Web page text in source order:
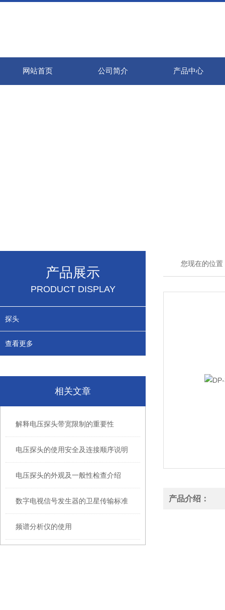
网站首页 公司简介 产品中心
产品展示
PRODUCT DISPLAY
探头
查看更多
相关文章
解释电压探头带宽限制的重要性
电压探头的使用安全及连接顺序说明
电压探头的外观及一般性检查介绍
数字电视信号发生器的卫星传输标准
频谱分析仪的使用
您现在的位置
产品介绍：